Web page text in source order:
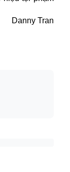
Danny Tran